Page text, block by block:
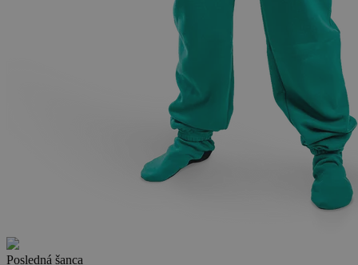
Posledná šanca